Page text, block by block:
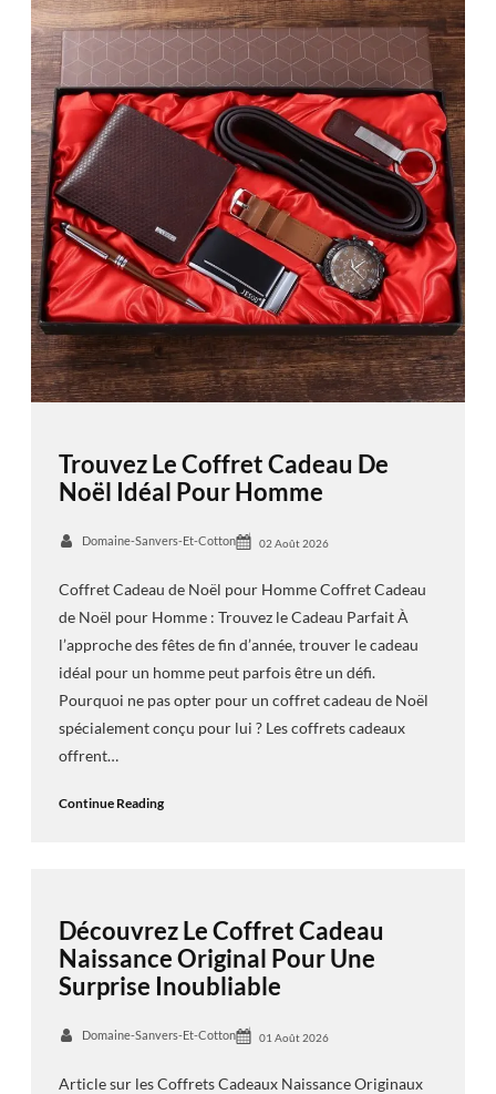
Trouvez Le Coffret Cadeau De
Noël Idéal Pour Homme
Domaine-Sanvers-Et-Cotton 02 Août 2026
Coffret Cadeau de Noël pour Homme Coffret Cadeau
de Noël pour Homme : Trouvez le Cadeau Parfait À
l’approche des fêtes de fin d’année, trouver le cadeau
idéal pour un homme peut parfois être un défi.
Pourquoi ne pas opter pour un coffret cadeau de Noël
spécialement conçu pour lui ? Les coffrets cadeaux
offrent…
Continue Reading
Découvrez Le Coffret Cadeau
Naissance Original Pour Une
Surprise Inoubliable
Domaine-Sanvers-Et-Cotton 01 Août 2026
Article sur les Coffrets Cadeaux Naissance Originaux